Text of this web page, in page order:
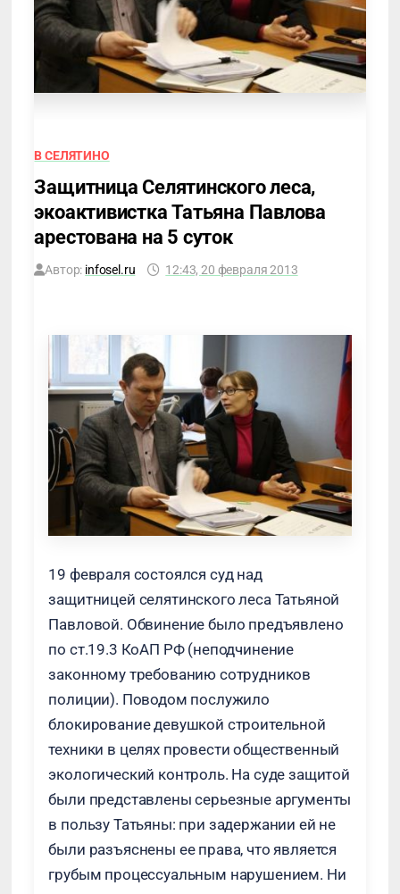
В СЕЛЯТИНО
Защитница Селятинского леса,
экоактивистка Татьяна Павлова
арестована на 5 суток
Автор: infosel.ru 12:43, 20 февраля 2013
19 февраля состоялся суд над
защитницей селятинского леса Татьяной
Павловой. Обвинение было предъявлено
по ст.19.3 КоАП РФ (неподчинение
законному требованию сотрудников
полиции). Поводом послужило
блокирование девушкой строительной
техники в целях провести общественный
экологический контроль. На суде защитой
были представлены серьезные аргументы
в пользу Татьяны: при задержании ей не
были разъяснены ее права, что является
грубым процессуальным нарушением. Ни